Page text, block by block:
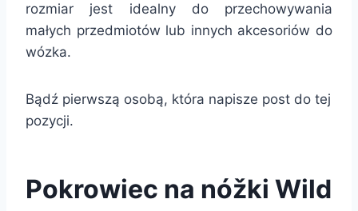
rozmiar jest idealny do przechowywania
małych przedmiotów lub innych akcesoriów do
wózka.
Bądź pierwszą osobą, która napisze post do tej
pozycji.
Pokrowiec na nóžki Wild